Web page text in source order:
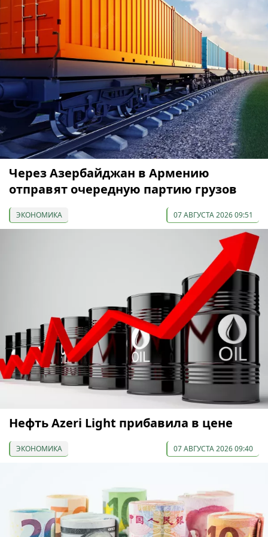
Через Азербайджан в Армению
отправят очередную партию грузов
ЭКОНОМИКА 07 АВГУСТА 2026 09:51
Нефть Azeri Light прибавила в цене
ЭКОНОМИКА 07 АВГУСТА 2026 09:40